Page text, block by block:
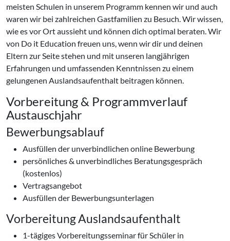
meisten Schulen in unserem Programm kennen wir und auch
waren wir bei zahlreichen Gastfamilien zu Besuch. Wir wissen,
wie es vor Ort aussieht und können dich optimal beraten. Wir
von Do it Education freuen uns, wenn wir dir und deinen
Eltern zur Seite stehen und mit unseren langjährigen
Erfahrungen und umfassenden Kenntnissen zu einem
gelungenen Auslandsaufenthalt beitragen können.
Vorbereitung & Programmverlauf
Austauschjahr
Bewerbungsablauf
Ausfüllen der unverbindlichen online Bewerbung
persönliches & unverbindliches Beratungsgespräch
(kostenlos)
Vertragsangebot
Ausfüllen der Bewerbungsunterlagen
Vorbereitung Auslandsaufenthalt
1-tägiges Vorbereitungsseminar für Schüler in